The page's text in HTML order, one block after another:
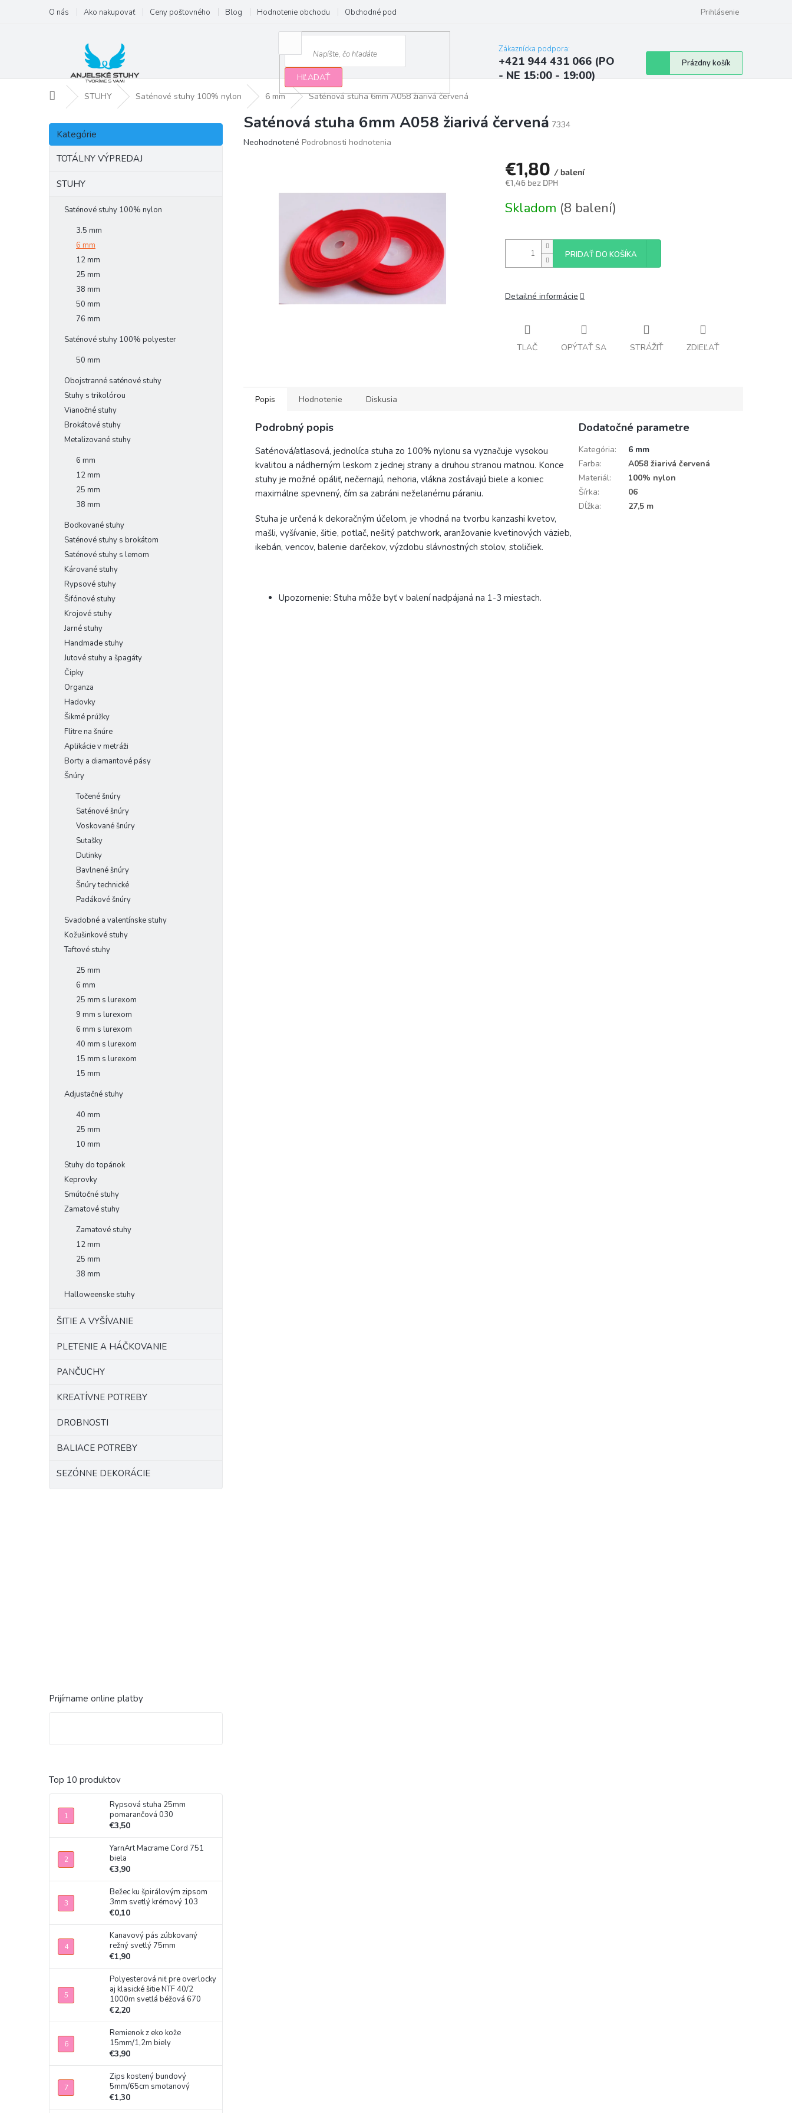
obsah
O nás Ako nakupovať Ceny poštovného Blog Hodnotenie obchodu Obchodné podmienky Najčastejšie otázky a odpovede
Prihlásenie
HĽADAŤ
Zákaznícka podpora:
+421 944 431 066 (PO
- NE 15:00 - 19:00)
Nákupný
košík
Prázdny košík
DomovSTUHY Saténové stuhy 100% nylon 6 mm Saténová stuha 6mm A058 žiarivá červená
B
č
Preskočiť
kategórie
Kategórie
TOTÁLNY VÝPREDAJ
STUHY
Saténové stuhy 100% nylon
3.5 mm
6 mm
12 mm
25 mm
38 mm
50 mm
76 mm
Saténové stuhy 100% polyester
50 mm
Obojstranné saténové stuhy
Stuhy s trikolórou
Vianočné stuhy
Brokátové stuhy
Metalizované stuhy
6 mm
12 mm
25 mm
38 mm
Bodkované stuhy
Saténové stuhy s brokátom
Saténové stuhy s lemom
Kárované stuhy
Rypsové stuhy
Šifónové stuhy
Krojové stuhy
Jarné stuhy
Handmade stuhy
Jutové stuhy a špagáty
Čipky
Organza
Hadovky
Šikmé prúžky
Flitre na šnúre
Aplikácie v metráži
Borty a diamantové pásy
Šnúry
Točené šnúry
Saténové šnúry
Voskované šnúry
Sutašky
Dutinky
Bavlnené šnúry
Šnúry technické
Padákové šnúry
Svadobné a valentínske stuhy
Kožušinkové stuhy
Taftové stuhy
25 mm
6 mm
25 mm s lurexom
9 mm s lurexom
6 mm s lurexom
40 mm s lurexom
15 mm s lurexom
15 mm
Adjustačné stuhy
40 mm
25 mm
10 mm
Stuhy do topánok
Keprovky
Smútočné stuhy
Zamatové stuhy
Zamatové stuhy
12 mm
25 mm
38 mm
Halloweenske stuhy
ŠITIE A VYŠÍVANIE
PLETENIE A HÁČKOVANIE
PANČUCHY
KREATÍVNE POTREBY
DROBNOSTI
BALIACE POTREBY
SEZÓNNE DEKORÁCIE
Prijímame online platby
Top 10 produktov
Rypsová stuha 25mm
pomarančová 030
€3,50
YarnArt Macrame Cord 751
biela
€3,90
Bežec ku špirálovým zipsom
3mm svetlý krémový 103
€0,10
Kanavový pás zúbkovaný
režný svetlý 75mm
€1,90
Polyesterová niť pre overlocky
aj klasické šitie NTF 40/2
1000m svetlá béžová 670
€2,20
Remienok z eko kože
15mm/1,2m biely
€3,90
Zips kostený bundový
5mm/65cm smotanový
€1,30
Saténová stuha 6mm A058 žiarivá červená 7334
Priemerné
Neohodnotené Podrobnosti hodnotenia
€1,80 / balení
€1,46 bez DPH
cena:
Skladom (8 balení)
PRIDAŤ DO KOŠÍKA
Detailné informácie
TLAČ OPÝTAŤ SA STRÁŽIŤ ZDIEĽAŤ
Popis Hodnotenie Diskusia
Podrobný popis
Saténová/atlasová, jednolíca stuha zo 100% nylonu sa vyznačuje vysokou
kvalitou a nádherným leskom z jednej strany a druhou stranou matnou. Konce
stuhy je možné opáliť, nečernajú, nehoria, vlákna zostávajú biele a koniec
maximálne spevnený, čím sa zabráni neželanému páraniu.
Stuha je určená k dekoračným účelom, je vhodná na tvorbu kanzashi kvetov,
mašli, vyšívanie, šitie, potlač, nešitý patchwork, aranžovanie kvetinových väzieb,
ikebán, vencov, balenie darčekov, výzdobu slávnostných stolov, stoličiek.
Upozornenie: Stuha môže byť v balení nadpájaná na 1-3 miestach.
Dodatočné parametre
Kategória:
6 mm
Farba:
A058 žiarivá červená
Materiál:
100% nylon
Šírka:
06
Dĺžka: 27,5 m